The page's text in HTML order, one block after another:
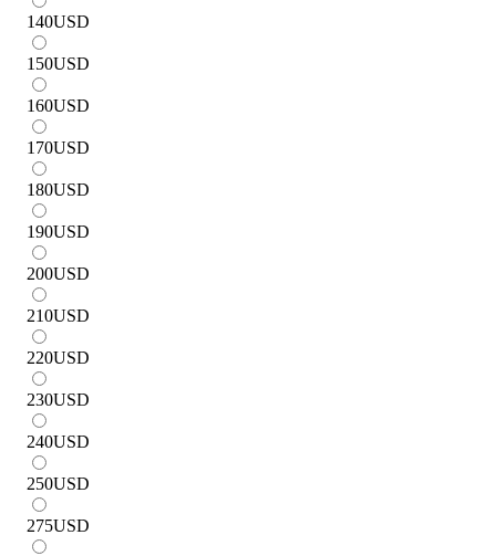
140USD
150USD
160USD
170USD
180USD
190USD
200USD
210USD
220USD
230USD
240USD
250USD
275USD